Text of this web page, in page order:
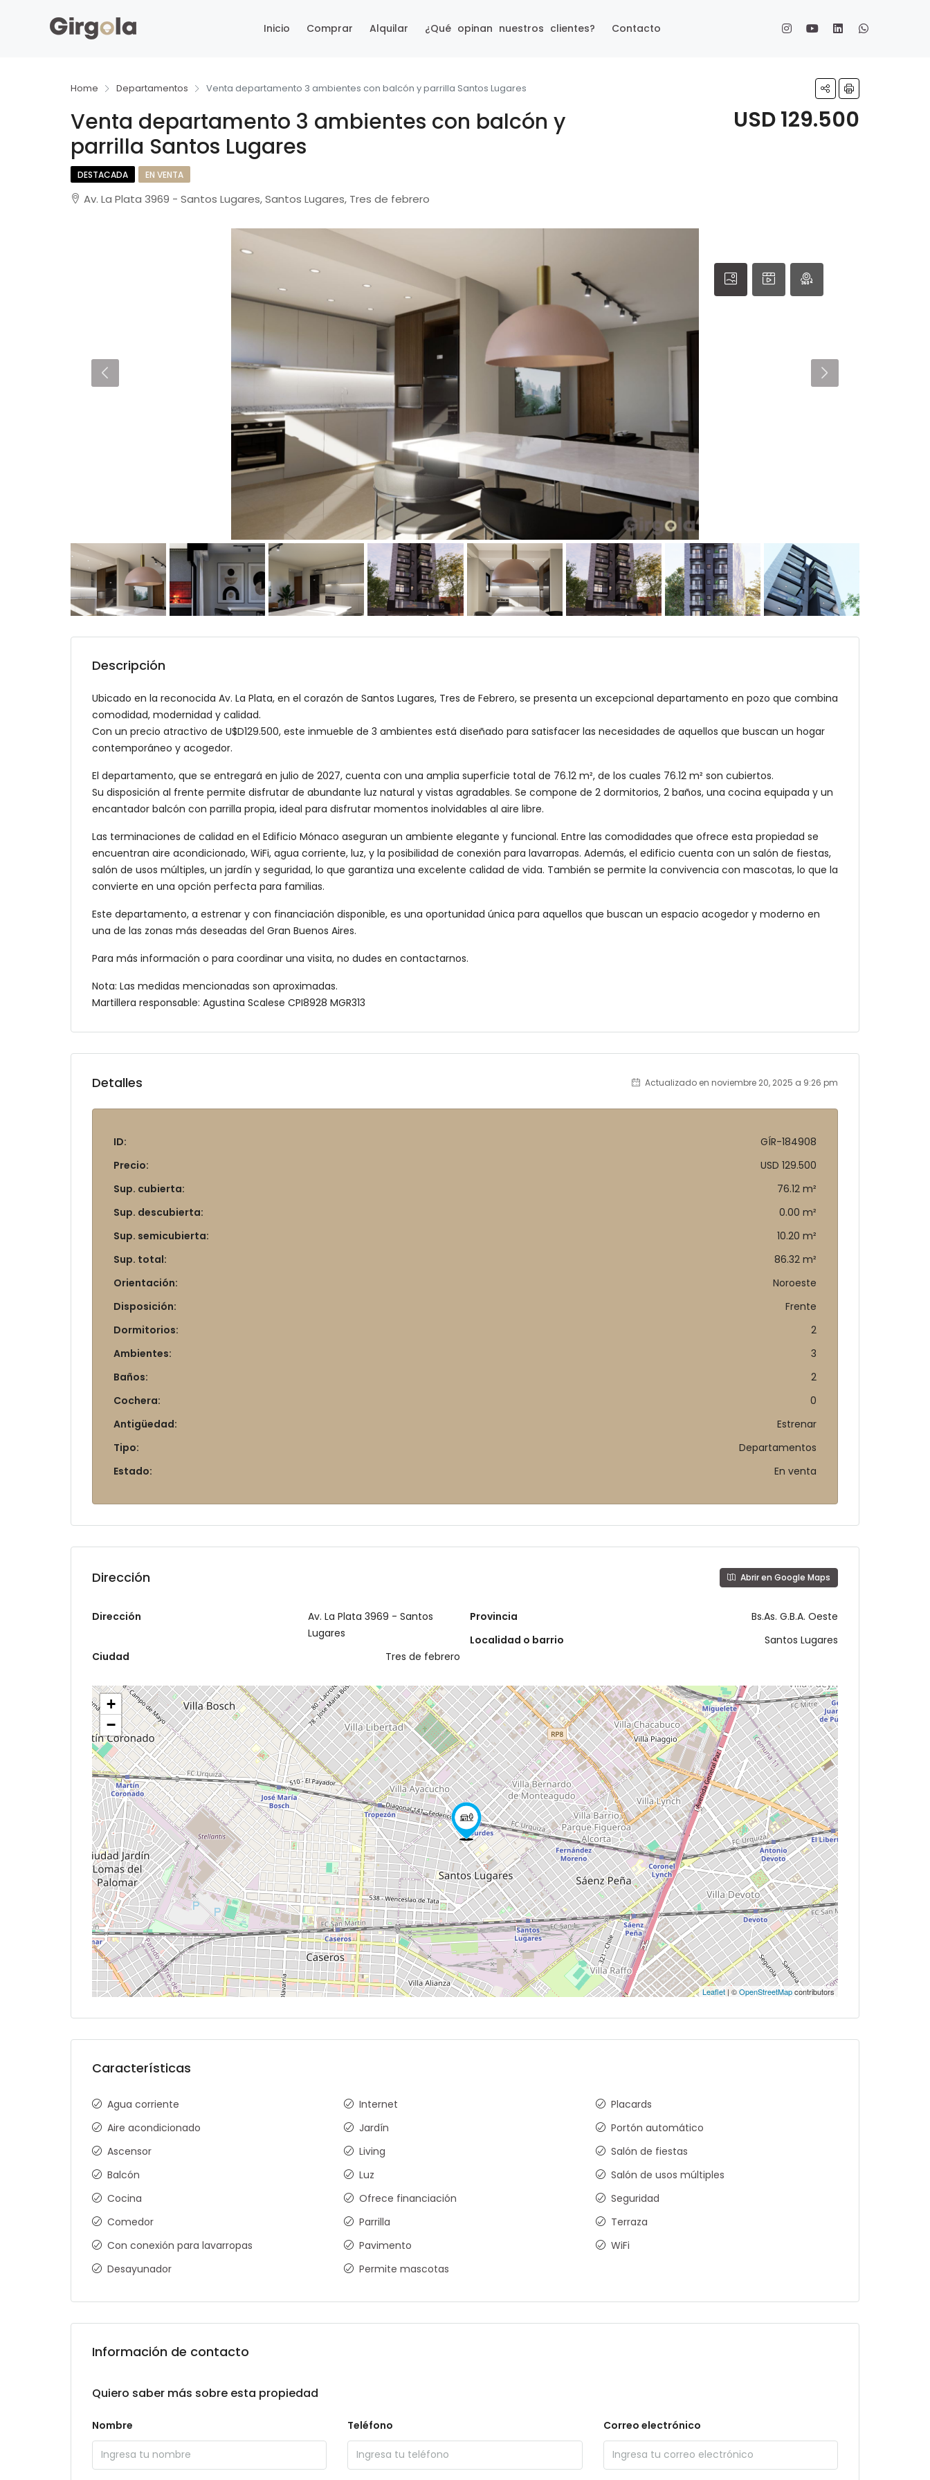
Inicio Comprar Alquilar ¿Qué opinan nuestros clientes? Contacto
Home Departamentos Venta departamento 3 ambientes con balcón y parrilla Santos Lugares
Venta departamento 3 ambientes con balcón y
parrilla Santos Lugares
USD 129.500
DESTACADA EN VENTA
Av. La Plata 3969 - Santos Lugares, Santos Lugares, Tres de febrero
Descripción
Ubicado en la reconocida Av. La Plata, en el corazón de Santos Lugares, Tres de Febrero, se presenta un excepcional departamento en pozo que combina
comodidad, modernidad y calidad.
Con un precio atractivo de U$D129.500, este inmueble de 3 ambientes está diseñado para satisfacer las necesidades de aquellos que buscan un hogar
contemporáneo y acogedor.
El departamento, que se entregará en julio de 2027, cuenta con una amplia superficie total de 76.12 m², de los cuales 76.12 m² son cubiertos.
Su disposición al frente permite disfrutar de abundante luz natural y vistas agradables. Se compone de 2 dormitorios, 2 baños, una cocina equipada y un
encantador balcón con parrilla propia, ideal para disfrutar momentos inolvidables al aire libre.
Las terminaciones de calidad en el Edificio Mónaco aseguran un ambiente elegante y funcional. Entre las comodidades que ofrece esta propiedad se
encuentran aire acondicionado, WiFi, agua corriente, luz, y la posibilidad de conexión para lavarropas. Además, el edificio cuenta con un salón de fiestas,
salón de usos múltiples, un jardín y seguridad, lo que garantiza una excelente calidad de vida. También se permite la convivencia con mascotas, lo que la
convierte en una opción perfecta para familias.
Este departamento, a estrenar y con financiación disponible, es una oportunidad única para aquellos que buscan un espacio acogedor y moderno en
una de las zonas más deseadas del Gran Buenos Aires.
Para más información o para coordinar una visita, no dudes en contactarnos.
Nota: Las medidas mencionadas son aproximadas.
Martillera responsable: Agustina Scalese CPI8928 MGR313
Detalles Actualizado en noviembre 20, 2025 a 9:26 pm
ID:
GÍR-184908
Precio:
USD 129.500
Sup. cubierta:
76.12 m²
Sup. descubierta:
0.00 m²
Sup. semicubierta:
10.20 m²
Sup. total:
86.32 m²
Orientación:
Noroeste
Disposición:
Frente
Dormitorios:
2
Ambientes:
3
Baños:
2
Cochera:
0
Antigüedad:
Estrenar
Tipo:
Departamentos
Estado:
En venta
Dirección Abrir en Google Maps
Dirección
Av. La Plata 3969 - Santos
Lugares
Ciudad
Tres de febrero
Provincia
Bs.As. G.B.A. Oeste
Localidad o barrio
Santos Lugares
+
−
Leaflet| ©OpenStreetMapcontributors
Características
Agua corriente
Aire acondicionado
Ascensor
Balcón
Cocina
Comedor
Con conexión para lavarropas
Desayunador
Internet
Jardín
Living
Luz
Ofrece financiación
Parrilla
Pavimento
Permite mascotas
Placards
Portón automático
Salón de fiestas
Salón de usos múltiples
Seguridad
Terraza
WiFi
Información de contacto
Quiero saber más sobre esta propiedad
Nombre Teléfono Correo electrónico